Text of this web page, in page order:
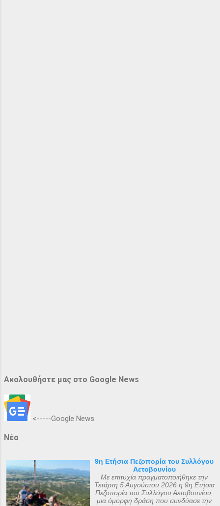
Ακολουθήστε μας στο Google News
<-----Google News
Νέα
9η Ετήσια Πεζοπορία του Συλλόγου
Αετοβουνίου
Με επιτυχία πραγματοποιήθηκε την
Τετάρτη 5 Αυγούστου 2026 η 9η Ετήσια
Πεζοπορία του Συλλόγου Αετοβουνίου,
μια όμορφη δράση που συνδύασε την